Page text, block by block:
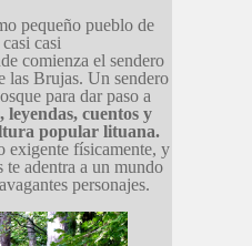
pequeño pueblo de
casi
comienza el sendero
las Brujas. Un sendero
para dar paso a
leyendas, cuentos y
popular lituana.
exigente físicamente, y
te adentra a un mundo
personajes.